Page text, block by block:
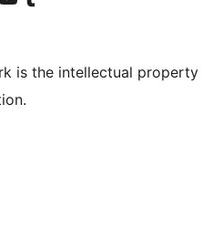
is the intellectual property